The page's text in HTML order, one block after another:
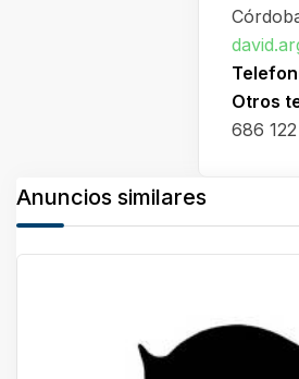
Otros
686
Anuncios similares